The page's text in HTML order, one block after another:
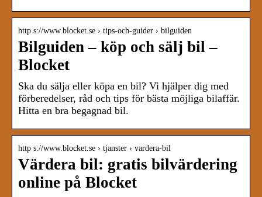
http s://www.blocket.se › tips-och-guider › bilguiden
Bilguiden – köp och sälj bil –
Blocket
Ska du sälja eller köpa en bil? Vi hjälper dig med
förberedelser, råd och tips för bästa möjliga bilaffär.
Hitta en bra begagnad bil.
http s://www.blocket.se › tjanster › vardera-bil
Värdera bil: gratis bilvärdering
online på Blocket